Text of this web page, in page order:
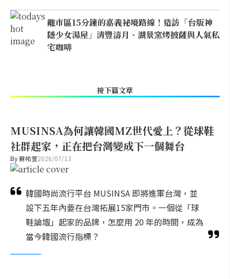
離市區15分鐘的嘉義祕境路線！造訪「台版神
隱少女湯屋」清豐濤月、湖景窯烤披薩與人氣私
宅咖啡
接下篇文章
MUSINSA為何讓韓國MZ世代愛上？從球鞋
社群起家，正在把台灣變成下一個舞台
By蘇祐萱2026/07/13
韓國時尚流行平台 MUSINSA 即將進軍台灣，並
設下五年內要在台灣拓展15家門市。一個從「球
鞋論壇」起家的品牌，怎麼用 20 年的時間，成為
當今韓國流行指標？